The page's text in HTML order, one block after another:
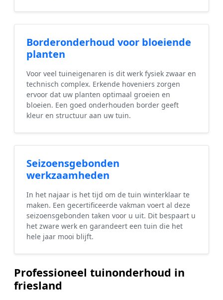
Borderonderhoud voor bloeiende
planten
Voor veel tuineigenaren is dit werk fysiek zwaar en
technisch complex. Erkende hoveniers zorgen
ervoor dat uw planten optimaal groeien en
bloeien. Een goed onderhouden border geeft
kleur en structuur aan uw tuin.
Seizoensgebonden
werkzaamheden
In het najaar is het tijd om de tuin winterklaar te
maken. Een gecertificeerde vakman voert al deze
seizoensgebonden taken voor u uit. Dit bespaart u
het zware werk en garandeert een tuin die het
hele jaar mooi blijft.
Professioneel tuinonderhoud in
friesland